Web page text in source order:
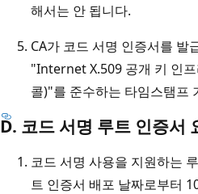
해서는 안 됩니다.
CA가 코드 서명 인증서를 발
"Internet X.509 공개 키 인
콜)"를 준수하는 타임스탬프
D. 코드 서명 루트 인증서
코드 서명 사용을 지원하는
트 인증서 배포 날짜로부터